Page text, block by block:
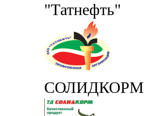
"Татнефть"
СОЛИДКОРМ